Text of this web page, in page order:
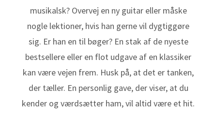
musikalsk? Overvej en ny guitar eller måske
nogle lektioner, hvis han gerne vil dygtiggøre
sig. Er han en til bøger? En stak af de nyeste
bestsellere eller en flot udgave af en klassiker
kan være vejen frem. Husk på, at det er tanken,
der tæller. En personlig gave, der viser, at du
kender og værdsætter ham, vil altid være et hit.